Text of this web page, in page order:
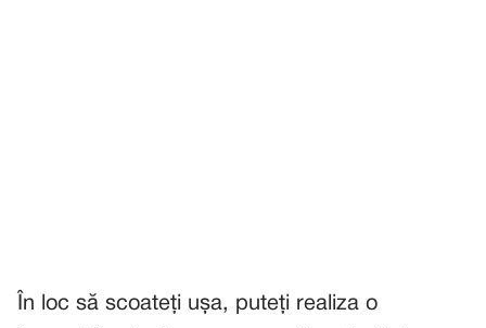
În loc să scoateți ușa, puteți realiza o